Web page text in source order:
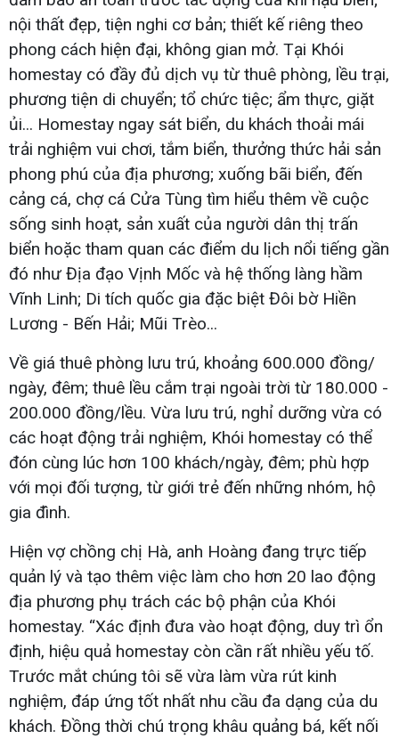
nội thất đẹp, tiện nghi cơ bản; thiết kế riêng theo
phong cách hiện đại, không gian mở. Tại Khói
homestay có đầy đủ dịch vụ từ thuê phòng, lều trại,
phương tiện di chuyển; tổ chức tiệc; ẩm thực, giặt
ủi... Homestay ngay sát biển, du khách thoải mái
trải nghiệm vui chơi, tắm biển, thưởng thức hải sản
phong phú của địa phương; xuống bãi biển, đến
cảng cá, chợ cá Cửa Tùng tìm hiểu thêm về cuộc
sống sinh hoạt, sản xuất của người dân thị trấn
biển hoặc tham quan các điểm du lịch nổi tiếng gần
đó như Địa đạo Vịnh Mốc và hệ thống làng hầm
Vĩnh Linh; Di tích quốc gia đặc biệt Đôi bờ Hiền
Lương - Bến Hải; Mũi Trèo...
Về giá thuê phòng lưu trú, khoảng 600.000 đồng/
ngày, đêm; thuê lều cắm trại ngoài trời từ 180.000 -
200.000 đồng/lều. Vừa lưu trú, nghỉ dưỡng vừa có
các hoạt động trải nghiệm, Khói homestay có thể
đón cùng lúc hơn 100 khách/ngày, đêm; phù hợp
với mọi đối tượng, từ giới trẻ đến những nhóm, hộ
gia đình.
Hiện vợ chồng chị Hà, anh Hoàng đang trực tiếp
quản lý và tạo thêm việc làm cho hơn 20 lao động
địa phương phụ trách các bộ phận của Khói
homestay. “Xác định đưa vào hoạt động, duy trì ổn
định, hiệu quả homestay còn cần rất nhiều yếu tố.
Trước mắt chúng tôi sẽ vừa làm vừa rút kinh
nghiệm, đáp ứng tốt nhất nhu cầu đa dạng của du
khách. Đồng thời chú trọng khâu quảng bá, kết nối